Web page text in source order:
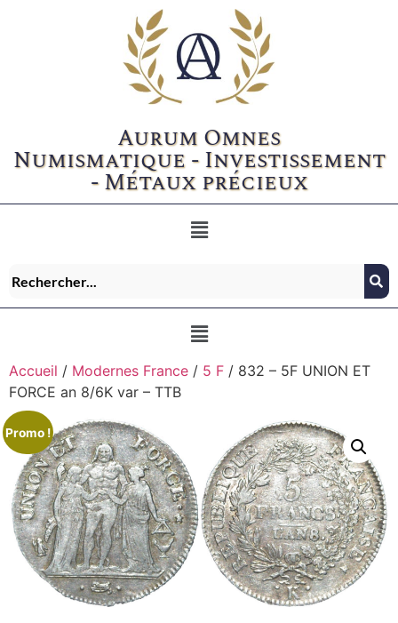
Aurum Omnes
Numismatique - Investissement
- Métaux précieux
Accueil / Modernes France / 5 F / 832 – 5F UNION ET
FORCE an 8/6K var – TTB
Promo !